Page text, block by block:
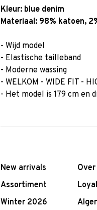
Kleur: blue denim
Materiaal: 98% katoen,
- Wijd model
- Elastische tailleband
- Moderne wassing
- WELKOM - WIDE FIT -
- Het model is 179 cm en
New arrivals
Assortiment
Winter 2026
Over